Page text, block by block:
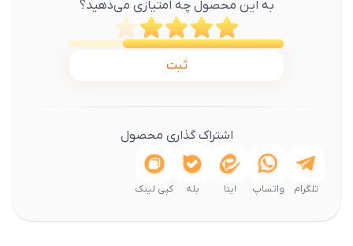
به این محصول چه امتیازی می‌دهید؟
ثبت
اشتراک گذاری محصول
تلگرام واتساپ ایتا بله کپی لینک